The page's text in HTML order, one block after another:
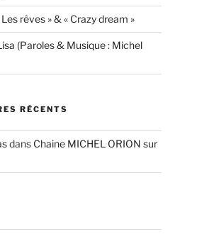
rêves » & « Crazy dream »
(Paroles & Musique : Michel
RÉCENTS
dans Chaine MICHEL ORION sur